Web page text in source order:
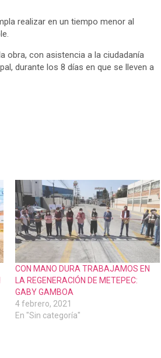
realizar en un tiempo menor al
obra, con asistencia a la ciudadanía
durante los 8 días en que se lleven a
CON MANO DURA TRABAJAMOS EN
LA REGENERACIÓN DE METEPEC:
GABY GAMBOA
4 febrero, 2021
En "Sin categoría"